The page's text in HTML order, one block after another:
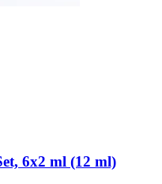
6x2 ml (12 ml)